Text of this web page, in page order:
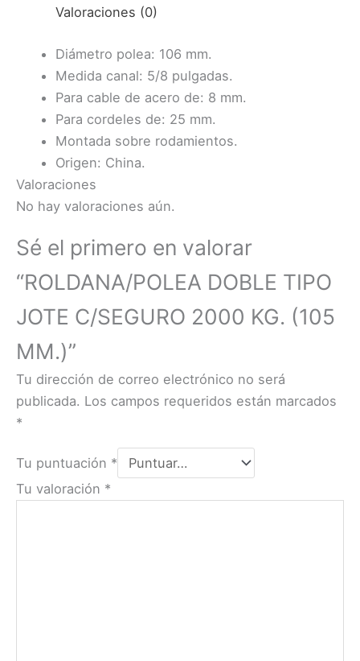
Valoraciones (0)
Diámetro polea: 106 mm.
Medida canal: 5/8 pulgadas.
Para cable de acero de: 8 mm.
Para cordeles de: 25 mm.
Montada sobre rodamientos.
Origen: China.
Valoraciones
No hay valoraciones aún.
Sé el primero en valorar
“ROLDANA/POLEA DOBLE TIPO
JOTE C/SEGURO 2000 KG. (105
MM.)”
Tu dirección de correo electrónico no será
publicada. Los campos requeridos están marcados
*
Tu puntuación *
Tu valoración *